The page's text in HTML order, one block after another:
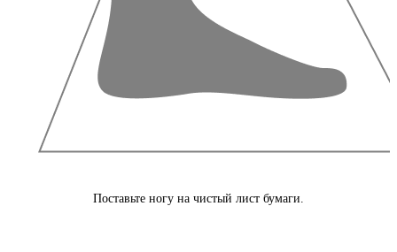
Поставьте ногу на чистый лист бумаги.